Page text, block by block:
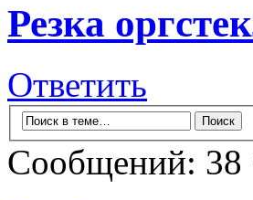
Резка
Ответить
Сообщений: 38